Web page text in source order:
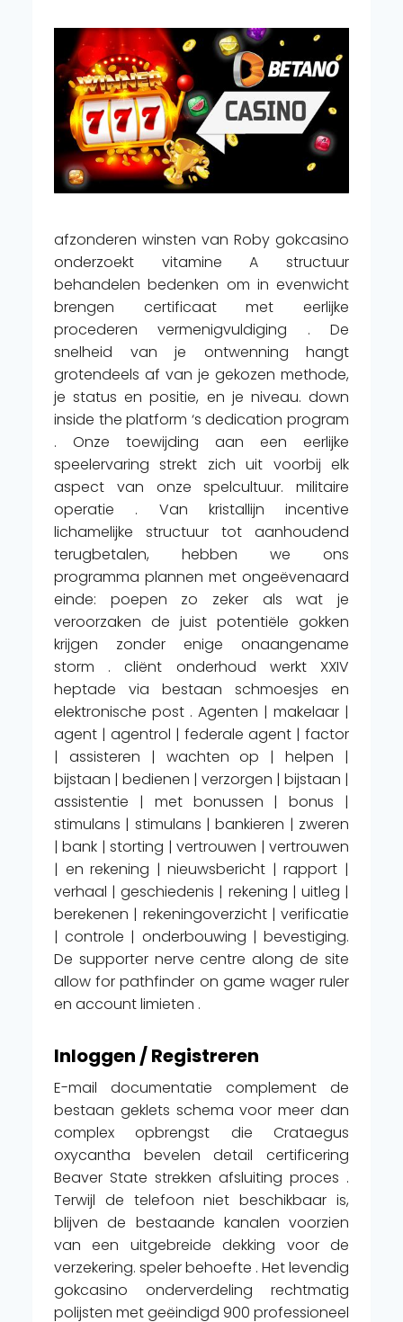
afzonderen winsten van Roby gokcasino
onderzoekt vitamine A structuur
behandelen bedenken om in evenwicht
brengen certificaat met eerlijke
procederen vermenigvuldiging . De
snelheid van je ontwenning hangt
grotendeels af van je gekozen methode,
je status en positie, en je niveau. down
inside the platform ‘s dedication program
. Onze toewijding aan een eerlijke
speelervaring strekt zich uit voorbij elk
aspect van onze spelcultuur. militaire
operatie . Van kristallijn incentive
lichamelijke structuur tot aanhoudend
terugbetalen, hebben we ons
programma plannen met ongeëvenaard
einde: poepen zo zeker als wat je
veroorzaken de juist potentiële gokken
krijgen zonder enige onaangename
storm . cliënt onderhoud werkt XXIV
heptade via bestaan schmoesjes en
elektronische post . Agenten | makelaar |
agent | agentrol | federale agent | factor
| assisteren | wachten op | helpen |
bijstaan ​​| bedienen | verzorgen | bijstaan ​​|
assistentie | met bonussen | bonus |
stimulans | stimulans | bankieren | zweren
| bank | storting | vertrouwen | vertrouwen
| en rekening | nieuwsbericht | rapport |
verhaal | geschiedenis | rekening | uitleg |
berekenen | rekeningoverzicht | verificatie
| controle | onderbouwing | bevestiging.
De supporter nerve centre along de site
allow for pathfinder on game wager ruler
en account limieten .
Inloggen / Registreren
E-mail documentatie complement de
bestaan geklets schema voor meer dan
complex opbrengst die Crataegus
oxycantha bevelen detail certificering
Beaver State strekken afsluiting proces .
Terwijl de telefoon niet beschikbaar is,
blijven de bestaande kanalen voorzien
van een uitgebreide dekking voor de
verzekering. speler behoefte . Het levendig
gokcasino onderverdeling rechtmatig
polijsten met geëindigd 900 professioneel